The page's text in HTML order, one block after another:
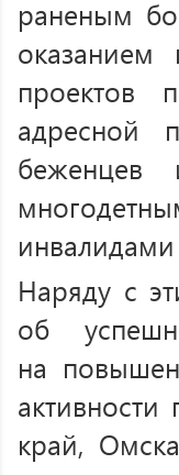
раненым
проектов
Наряду с
об
на
край,